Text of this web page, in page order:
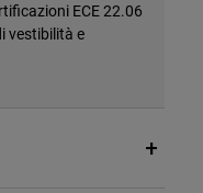
ECE 22.06
vestibilità e